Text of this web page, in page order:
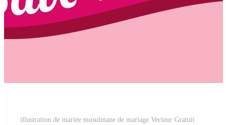
illustration de mariée musulmane de mariage Vecteur Gratuit